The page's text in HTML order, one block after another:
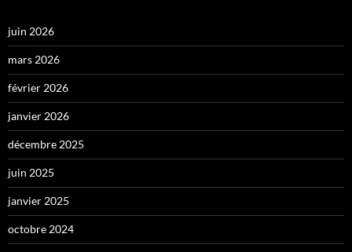
juin 2026
mars 2026
février 2026
janvier 2026
décembre 2025
juin 2025
janvier 2025
octobre 2024